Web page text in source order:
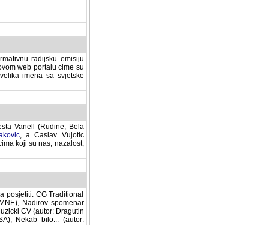
radijsku emisiju
web portalu cime su
imena sa svjetske
Vanell (Rudine, Bela
, a Caslav Vujotic
koji su nas, nazalost,
posjetiti: CG Traditional
Nadirov spomenar
CV (autor: Dragutin
Nekab bilo... (autor: